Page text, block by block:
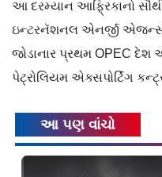
આ દરમ્યાન આફ્રિકાનો
ઇન્ટરનૅશનલ એનર્જી
જોડાનાર પ્રથમ OPEC
પેટ્રોલિયમ એક્સપોર્ટિંગ
આ પણ વાંચો